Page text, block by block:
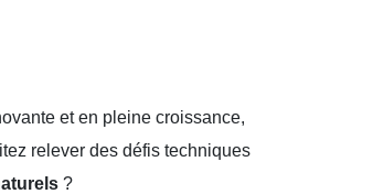
et en pleine croissance,
relever des défis techniques
?